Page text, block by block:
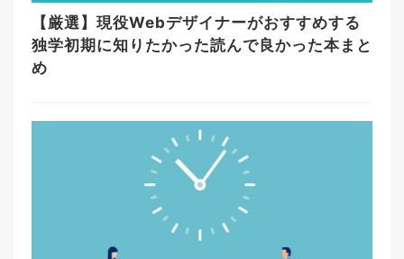
【厳選】現役Webデザイナーがおすすめする
独学初期に知りたかった読んで良かった本まと
め